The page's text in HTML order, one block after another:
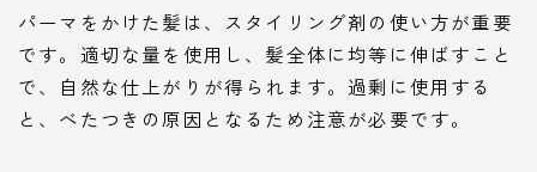
パーマをかけた髪は、スタイリング剤の使い方が重要
です。適切な量を使用し、髪全体に均等に伸ばすこと
で、自然な仕上がりが得られます。過剰に使用する
と、べたつきの原因となるため注意が必要です。